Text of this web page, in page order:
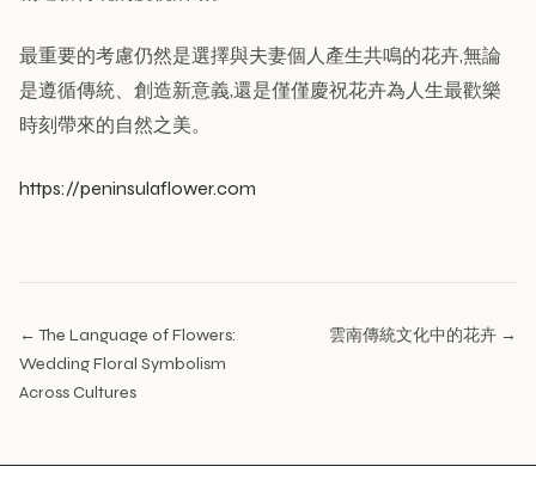
最重要的考慮仍然是選擇與夫妻個人產生共鳴的花卉,無論
是遵循傳統、創造新意義,還是僅僅慶祝花卉為人生最歡樂
時刻帶來的自然之美。
https://peninsulaflower.com
← The Language of Flowers:
Wedding Floral Symbolism
Across Cultures
雲南傳統文化中的花卉 →